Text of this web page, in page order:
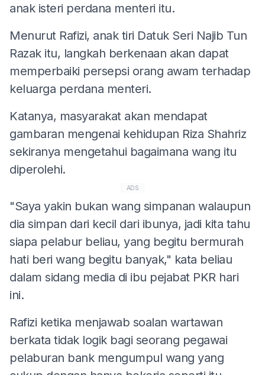
anak isteri perdana menteri itu.
Menurut Rafizi, anak tiri Datuk Seri Najib Tun
Razak itu, langkah berkenaan akan dapat
memperbaiki persepsi orang awam terhadap
keluarga perdana menteri.
Katanya, masyarakat akan mendapat
gambaran mengenai kehidupan Riza Shahriz
sekiranya mengetahui bagaimana wang itu
diperolehi.
ADS
"Saya yakin bukan wang simpanan walaupun
dia simpan dari kecil dari ibunya, jadi kita tahu
siapa pelabur beliau, yang begitu bermurah
hati beri wang begitu banyak," kata beliau
dalam sidang media di ibu pejabat PKR hari
ini.
Rafizi ketika menjawab soalan wartawan
berkata tidak logik bagi seorang pegawai
pelaburan bank mengumpul wang yang